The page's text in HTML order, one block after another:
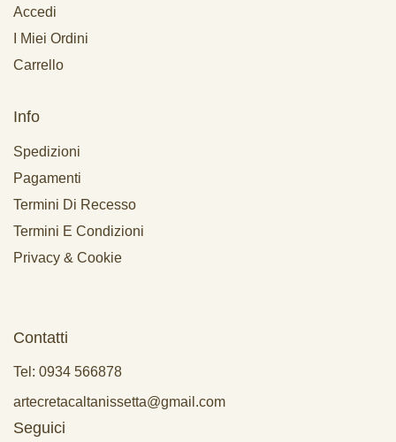
Accedi
I Miei Ordini
Carrello
Info
Spedizioni
Pagamenti
Termini Di Recesso
Termini E Condizioni
Privacy & Cookie
Contatti
Tel: 0934 566878
artecretacaltanissetta@gmail.com
Seguici